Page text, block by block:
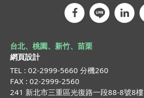
台北、桃園、新竹、苗栗
網頁設計
TEL : 02-2999-5660 分機260
FAX : 02-2999-2560
241 新北市三重區光復路一段88-8號8樓